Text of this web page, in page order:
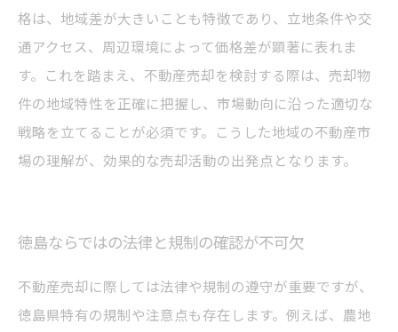
格は、地域差が大きいことも特徴であり、立地条件や交
通アクセス、周辺環境によって価格差が顕著に表れま
す。これを踏まえ、不動産売却を検討する際は、売却物
件の地域特性を正確に把握し、市場動向に沿った適切な
戦略を立てることが必須です。こうした地域の不動産市
場の理解が、効果的な売却活動の出発点となります。
徳島ならではの法律と規制の確認が不可欠
不動産売却に際しては法律や規制の遵守が重要ですが、
徳島県特有の規制や注意点も存在します。例えば、農地